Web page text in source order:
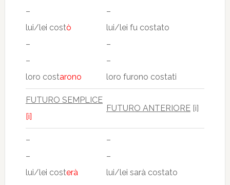
–
lui/lei costò
–
–
loro costarono
–
lui/lei fu costato
–
–
loro furono costati
FUTURO SEMPLICE
[i]
FUTURO ANTERIORE[i]
–
–
lui/lei costerà
–
–
lui/lei sarà costato